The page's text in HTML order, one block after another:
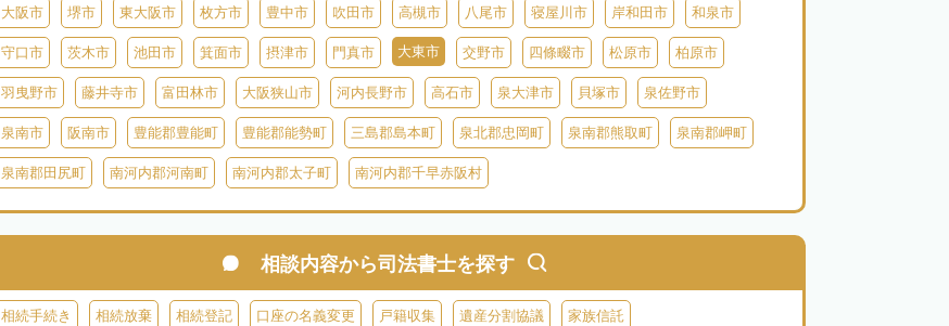
大阪市 堺市 東大阪市 枚方市 豊中市 吹田市 高槻市 八尾市 寝屋川市 岸和田市 和泉市
守口市 茨木市 池田市 箕面市 摂津市 門真市 大東市 交野市 四條畷市 松原市 柏原市
羽曳野市 藤井寺市 富田林市 大阪狭山市 河内長野市 高石市 泉大津市 貝塚市 泉佐野市
泉南市 阪南市 豊能郡豊能町 豊能郡能勢町 三島郡島本町 泉北郡忠岡町 泉南郡熊取町 泉南郡岬町
泉南郡田尻町 南河内郡河南町 南河内郡太子町 南河内郡千早赤阪村
相談内容から司法書士を探す
相続手続き 相続放棄 相続登記 口座の名義変更 戸籍収集 遺産分割協議 家族信託